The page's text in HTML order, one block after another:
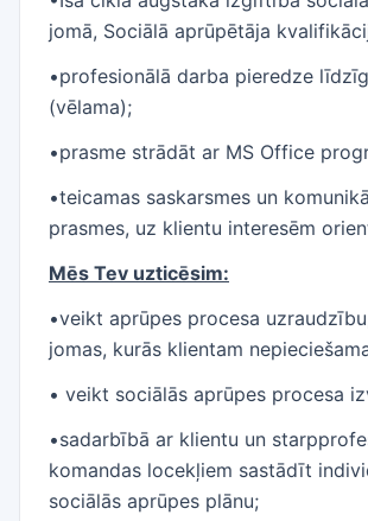
jomā, Sociālā aprūpētāja
•profesionālā darba pieredze
(vēlama);
•prasme strādāt ar MS Office
•teicamas saskarsmes un
prasmes, uz klientu interesēm
Mēs Tev uzticēsim:
•veikt aprūpes procesa
jomas, kurās klientam
• veikt sociālās aprūpes procesa
•sadarbībā ar klientu un
komandas locekļiem sastādīt
sociālās aprūpes plānu;